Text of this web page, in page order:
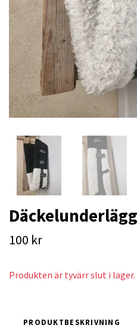
100 kr
Produkten är tyvärr slut i lager.
PRODUKTBESKRIVNING